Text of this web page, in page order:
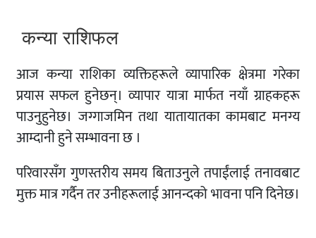
कन्या राशिफल
आज कन्या राशिका व्यक्तिहरूले व्यापारिक क्षेत्रमा गरेका
प्रयास सफल हुनेछन्। व्यापार यात्रा मार्फत नयाँ ग्राहकहरू
पाउनुहुनेछ। जग्गाजमिन तथा यातायातका कामबाट मनग्य
आम्दानी हुने सम्भावना छ ।
परिवारसँग गुणस्तरीय समय बिताउनुले तपाईंलाई तनावबाट
मुक्त मात्र गर्दैन तर उनीहरूलाई आनन्दको भावना पनि दिनेछ।